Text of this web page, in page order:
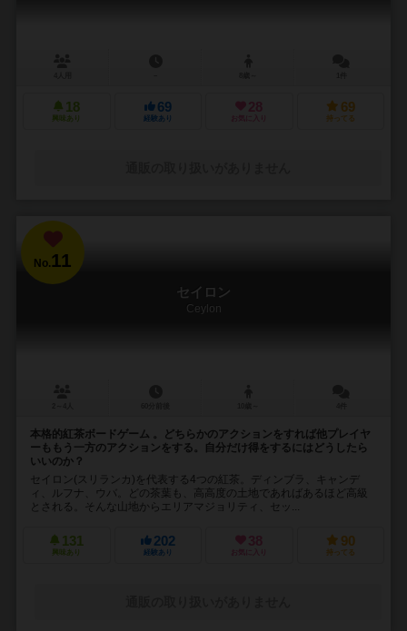
18
興味あり
69
経験あり
28
お気に入り
69
持ってる
No.11
セイロン
Ceylon
本格的紅茶ボードゲーム 。どちらかのアクションをすれば他プレイヤ
ーももう一方のアクションをする。自分だけ得をするにはどうしたら
いいのか？
セイロン(スリランカ)を代表する4つの紅茶。ディンブラ、キャンデ
ィ、ルフナ、ウバ。どの茶葉も、高高度の土地であればあるほど高級
とされる。そんな山地からエリアマジョリティ、セッ...
131
興味あり
202
経験あり
38
お気に入り
90
持ってる